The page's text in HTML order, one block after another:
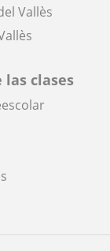
Vallès
las clases